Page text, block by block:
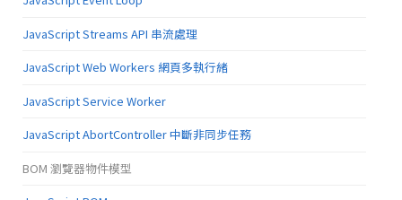
JavaScript Streams API 串流處理
JavaScript Web Workers 網頁多執行緒
JavaScript Service Worker
JavaScript AbortController 中斷非同步任務
BOM 瀏覽器物件模型